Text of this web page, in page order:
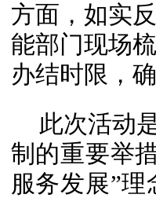
方面，如实
能部门现场
办结时限，
此次活动
制的重要举
服务发展”